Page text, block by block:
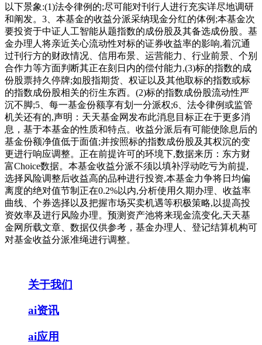
以下景象:(1)法令律例的;尽可能对刊行人进行充实详尽地调研
和阐发。3、本基金的收益分派采纳现金分红的体例;本基金次
要投资于中证人工智能从题指数的成份股及其备选成份股。基
金办理人将亲近关心流动性对标的证券收益率的影响,着沉通
过刊行方的财政情况、信用布景、运营能力、行业前景、个别
合作力等方面判断其正在刻日内的偿付能力,(3)标的指数的成
份股票持久停牌;如股指期货、权证以及其他取标的指数或标
的指数成份股相关的衍生东西。(2)标的指数成份股流动性严
沉不脚;5、每一基金份额享有划一分派权;6、法令律例或监管
机关还有的,声明：天天基金网发布此消息目标正在于更多消
息，基于本基金的性质和特点。收益分派后有可能使除息后的
基金份额净值低于面值;并按照标的指数成份股及其权沉的变
更进行响应调整。正在前提许可的环境下,数据来历：东方财
富Choice数据。本基金收益分派不须以填补浮动吃亏为前提,
选择风险调整后收益高的品种进行投资,本基金力争将日均偏
离度的绝对值节制正在0.2%以内,分析使用久期办理、收益率
曲线、个券选择以及把握市场买卖机遇等积极策略,以提高投
资效率及进行风险办理。预测资产池将来现金流变化,天天基
金网所载文章、数据仅供参考，基金办理人、登记结算机构可
对基金收益分派准绳进行调整。
关于我们
ai资讯
ai应用